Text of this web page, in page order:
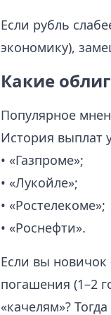
Если рубль
экономику),
Какие
Популярное
История выплат
• «Газпроме»;
• «Лукойле»;
• «Ростелекоме»;
• «Роснефти».
Если вы
погашения (1–2
«качелям»?